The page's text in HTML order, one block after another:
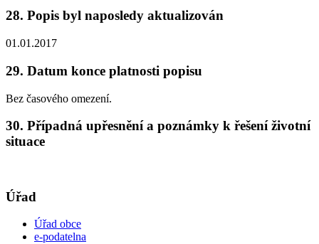
28. Popis byl naposledy aktualizován
01.01.2017
29. Datum konce platnosti popisu
Bez časového omezení.
30. Případná upřesnění a poznámky k řešení životní
situace
Úřad
Úřad obce
e-podatelna